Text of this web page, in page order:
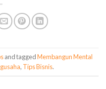
and taggedMembangun Mental
, Tips Bisnis.